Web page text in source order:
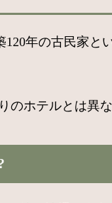
年の古民家と
のホテルとは異